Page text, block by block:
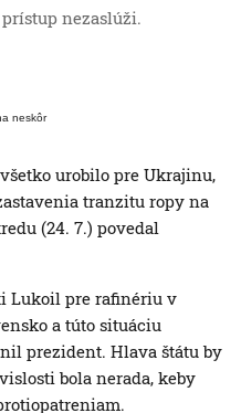
nezaslúži.
neskôr
urobilo pre Ukrajinu,
tranzitu ropy na
(24. 7.) povedal
Lukoil pre rafinériu v
a túto situáciu
prezident. Hlava štátu by
bola nerada, keby